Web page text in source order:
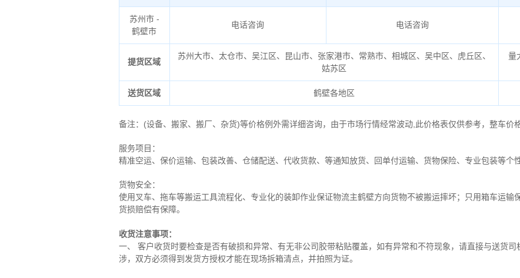
苏州市 -
鹤壁市
电话咨询 电话咨询
提货区域
苏州大市、太仓市、吴江区、昆山市、张家港市、常熟市、相城区、吴中区、虎丘区、
姑苏区
量
送货区域 鹤壁各地区
备注： (设备、搬家、搬厂、杂货)等价格例外需详细咨询，由于市场行情经常波动,此价格表仅供参考，整车价
服务项目：
精准空运、保价运输、包装改善、仓储配送、代收货款、等通知放货、回单付运输、货物保险、专业包装等个
货物安全：
使用叉车、拖车等搬运工具流程化、专业化的装卸作业保证物流主鹤壁方向货物不被搬运摔坏；只用箱车运输
货损赔偿有保障。
收货注意事项：
一、 客户收货时要检查是否有破损和异常、有无非公司胶带粘贴覆盖，如有异常和不符现象，请直接与送货
涉，双方必须得到发货方授权才能在现场拆箱清点，并拍照为证。